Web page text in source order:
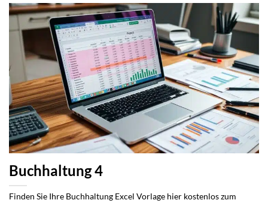
Buchhaltung 4
Finden Sie Ihre Buchhaltung Excel Vorlage hier kostenlos zum